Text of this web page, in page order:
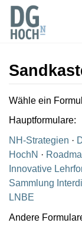
Wechseln zu:
Wähle ein
Hauptformulare:
NH-Strategien ·
HochN ·
Innovative
Sammlung
LNBE
Andere